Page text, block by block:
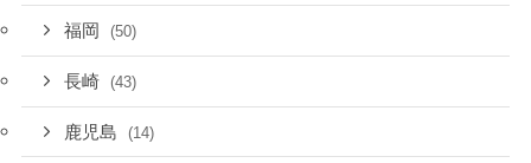
福岡 (50)
長崎 (43)
鹿児島 (14)